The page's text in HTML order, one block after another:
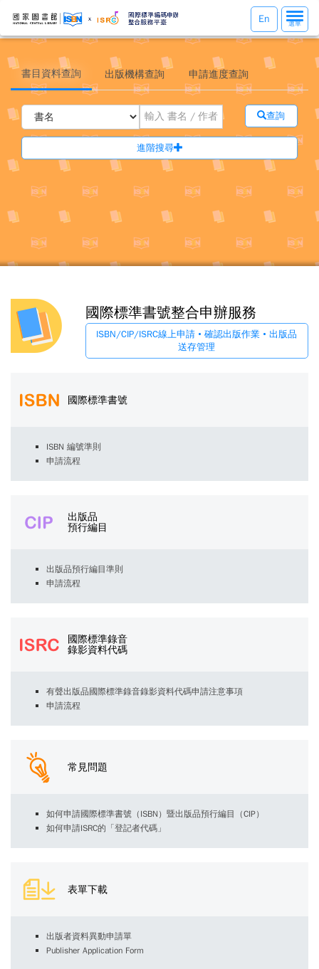
選
單
切
選單
En
書目資料查詢 出版機構查詢 申請進度查詢
查詢
進階搜尋
國際標準書號整合申辦服務
ISBN/CIP/ISRC線上申請 • 確認出版作業 • 出版品
送存管理
國際標準書號
ISBN 編號準則
申請流程
出版品
預行編目
出版品預行編目準則
申請流程
國際標準錄音
錄影資料代碼
有聲出版品國際標準錄音錄影資料代碼申請注意事項
申請流程
常見問題
如何申請國際標準書號（ISBN）暨出版品預行編目（CIP）
如何申請ISRC的「登記者代碼」
表單下載
出版者資料異動申請單
Publisher Application Form